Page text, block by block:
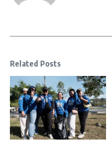
Related Posts